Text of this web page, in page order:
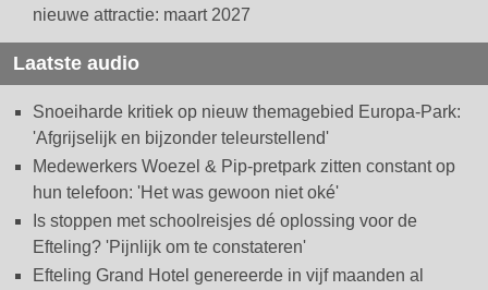
nieuwe attractie: maart 2027
Laatste audio
Snoeiharde kritiek op nieuw themagebied Europa-Park:
'Afgrijselijk en bijzonder teleurstellend'
Medewerkers Woezel & Pip-pretpark zitten constant op
hun telefoon: 'Het was gewoon niet oké'
Is stoppen met schoolreisjes dé oplossing voor de
Efteling? 'Pijnlijk om te constateren'
Efteling Grand Hotel genereerde in vijf maanden al